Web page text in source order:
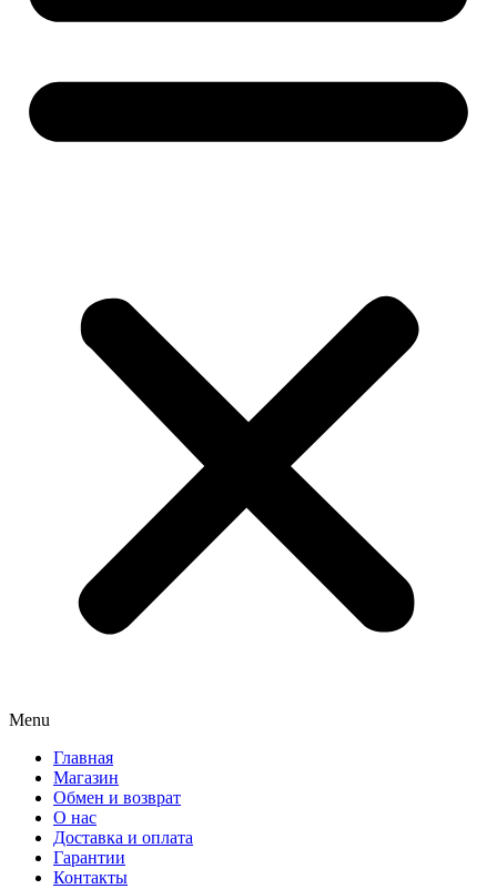
Menu
Главная
Магазин
Обмен и возврат
О нас
Доставка и оплата
Гарантии
Контакты